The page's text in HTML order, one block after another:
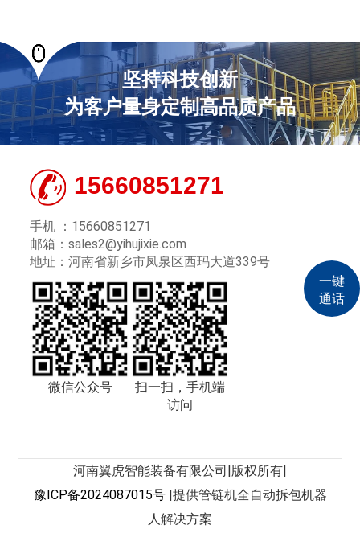
坚持科技创新
为客户量身定制高品质产品
15660851271
手机 ：15660851271
邮箱：sales2@yihujixie.com
地址：河南省新乡市凤泉区西玛大道339号
微信公众号
扫一扫，手机端
访问
河南翼虎智能装备有限公司|版权所有|
豫ICP备2024087015号|提供管链机全自动拆包机器
人解决方案
一键
通话